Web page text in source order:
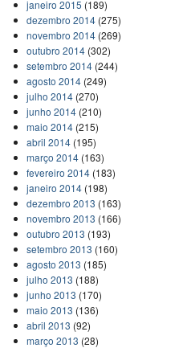
janeiro 2015 (189)
dezembro 2014(275)
novembro 2014(269)
outubro 2014(302)
setembro 2014(244)
agosto 2014(249)
julho 2014(270)
junho 2014(210)
maio 2014(215)
abril 2014(195)
março 2014(163)
fevereiro 2014(183)
janeiro 2014(198)
dezembro 2013 (163)
novembro 2013 (166)
outubro 2013 (193)
setembro 2013 (160)
agosto 2013 (185)
julho 2013 (188)
junho 2013 (170)
maio 2013 (136)
abril 2013 (92)
março 2013 (28)